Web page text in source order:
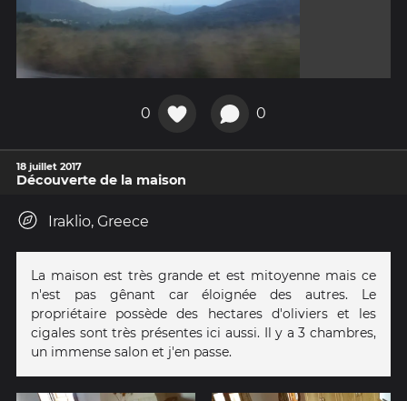
0 0
18 juillet 2017
Découverte de la maison
Iraklio, Greece
La maison est très grande et est mitoyenne mais ce
n'est pas gênant car éloignée des autres. Le
propriétaire possède des hectares d'oliviers et les
cigales sont très présentes ici aussi. Il y a 3 chambres,
un immense salon et j'en passe.